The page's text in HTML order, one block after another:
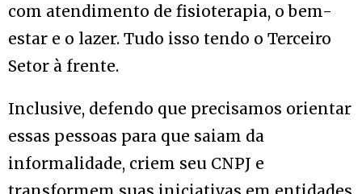
com atendimento de fisioterapia, o bem-
estar e o lazer. Tudo isso tendo o Terceiro
Setor à frente.
Inclusive, defendo que precisamos orientar
essas pessoas para que saiam da
informalidade, criem seu CNPJ e